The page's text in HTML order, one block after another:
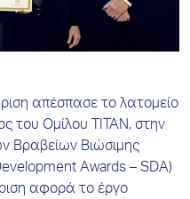
απέσπασε το λατομείο
του Ομίλου ΤΙΤΑΝ, στην
Βραβείων Βιώσιμης
Awards – SDA)
αφορά το έργο